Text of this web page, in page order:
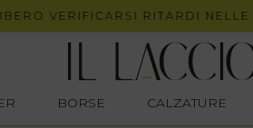
VERIFICARSI RITARDI NELLE
BORSE CALZATURE